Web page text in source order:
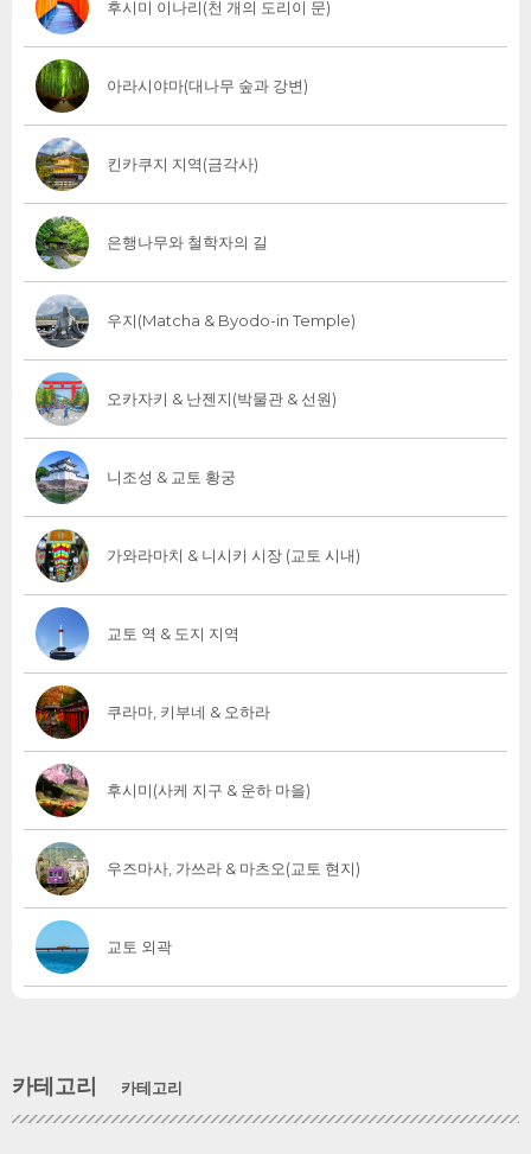
후시미 이나리(천 개의 도리이 문)
아라시야마(대나무 숲과 강변)
킨카쿠지 지역(금각사)
은행나무와 철학자의 길
우지(Matcha & Byodo-in Temple)
오카자키 & 난젠지(박물관 & 선원)
니조성 & 교토 황궁
가와라마치 & 니시키 시장 (교토 시내)
교토 역 & 도지 지역
쿠라마, 키부네 & 오하라
후시미(사케 지구 & 운하 마을)
우즈마사, 가쓰라 & 마츠오(교토 현지)
교토 외곽
카테고리 카테고리